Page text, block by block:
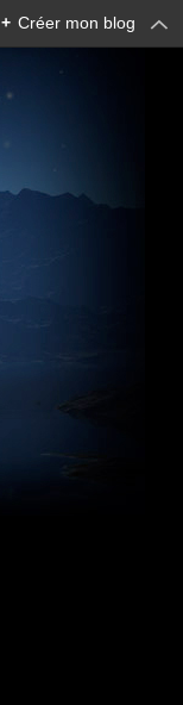
+ Créer mon blog